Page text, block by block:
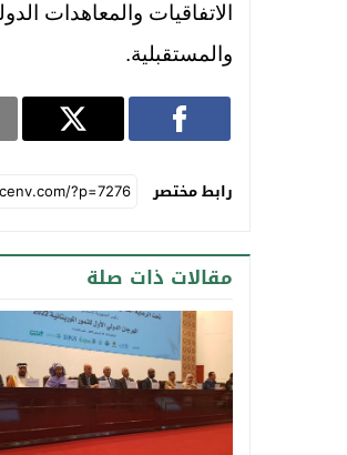
الاتفاقيات والمعاهدات
والمستقبلية.
رابط مختصر
مقالات ذات صلة